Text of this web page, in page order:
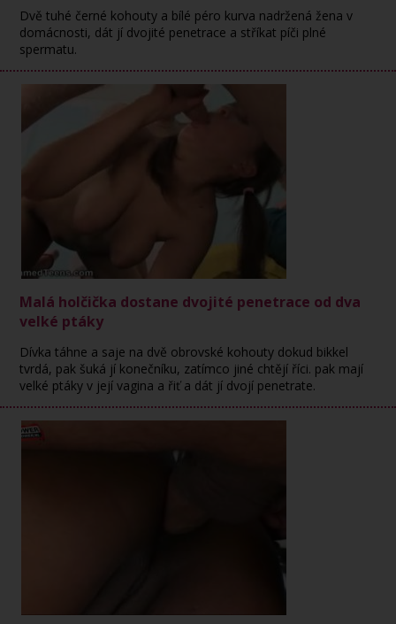
Dvě tuhé černé kohouty a bílé péro kurva nadržená žena v
domácnosti, dát jí dvojité penetrace a stříkat píči plné
spermatu.
Malá holčička dostane dvojité penetrace od dva
velké ptáky
Dívka táhne a saje na dvě obrovské kohouty dokud bikkel
tvrdá, pak šuká jí konečníku, zatímco jiné chtějí říci. pak mají
velké ptáky v její vagina a řiť a dát jí dvojí penetrate.